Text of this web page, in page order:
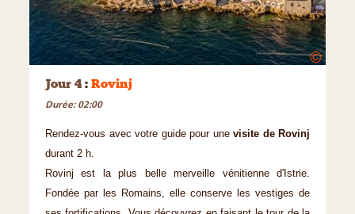
©
Jour 4 : Rovinj
Durée: 02:00
Rendez-vous avec votre guide pour une visite de Rovinj
durant 2 h.
Rovinj est la plus belle merveille vénitienne d'Istrie.
Fondée par les Romains, elle conserve les vestiges de